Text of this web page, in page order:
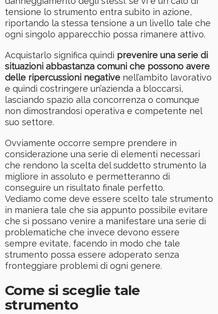
tensione lo strumento entra subito in azione,
riportando la stessa tensione a un livello tale che
ogni singolo apparecchio possa rimanere attivo.
Acquistarlo significa quindi prevenire una serie di
situazioni abbastanza comuni che possono avere
delle ripercussioni negative nell’ambito lavorativo
e quindi costringere un’azienda a bloccarsi,
lasciando spazio alla concorrenza o comunque
non dimostrandosi operativa e competente nel
suo settore.
Ovviamente occorre sempre prendere in
considerazione una serie di elementi necessari
che rendono la scelta del suddetto strumento la
migliore in assoluto e permetteranno di
conseguire un risultato finale perfetto.
Vediamo come deve essere scelto tale strumento
in maniera tale che sia appunto possibile evitare
che si possano venire a manifestare una serie di
problematiche che invece devono essere
sempre evitate, facendo in modo che tale
strumento possa essere adoperato senza
fronteggiare problemi di ogni genere.
Come si sceglie tale
strumento